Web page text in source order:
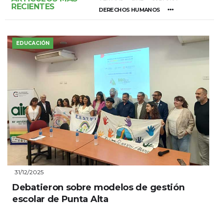
RECIENTES
DERECHOS HUMANOS
EDUCACIÓN
31/12/2025
Debatieron sobre modelos de gestión
escolar de Punta Alta